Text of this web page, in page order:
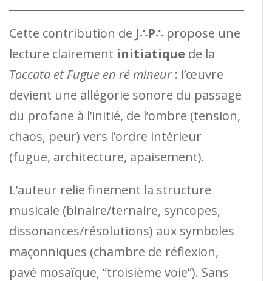
Cette contribution de J∴P∴ propose une
lecture clairement initiatique de la
Toccata et Fugue en ré mineur: l’œuvre
devient une allégorie sonore du passage
du profane à l’initié, de l’ombre (tension,
chaos, peur) vers l’ordre intérieur
(fugue, architecture, apaisement).
L’auteur relie finement la structure
musicale (binaire/ternaire, syncopes,
dissonances/résolutions) aux symboles
maçonniques (chambre de réflexion,
pavé mosaïque, “troisième voie”). Sans